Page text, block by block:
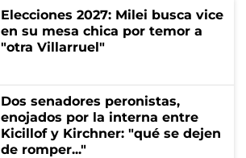
Elecciones 2027: Milei busca vice
en su mesa chica por temor a
"otra Villarruel"
Dos senadores peronistas,
enojados por la interna entre
Kicillof y Kirchner: "qué se dejen
de romper..."